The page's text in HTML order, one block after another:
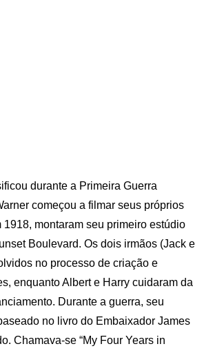
durante a Primeira Guerra
começou a filmar seus próprios
1918, montaram seu primeiro estúdio
Boulevard. Os dois irmãos (Jack e
no processo de criação e
enquanto Albert e Harry cuidaram da
Durante a guerra, seu
no livro do Embaixador James
Chamava-se “My Four Years in